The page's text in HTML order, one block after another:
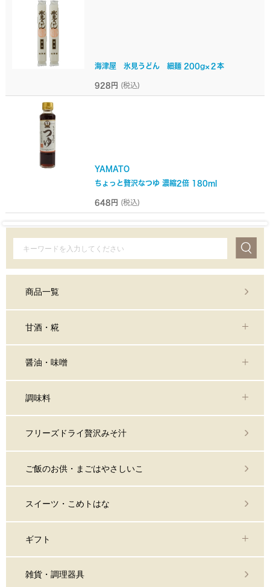
海津屋 氷見うどん 細麺 200g×２本
928円 (税込)
YAMATO
ちょっと贅沢なつゆ 濃縮2倍 180ml
648円 (税込)
商品一覧
甘酒・糀
醤油・味噌
調味料
フリーズドライ贅沢みそ汁
ご飯のお供・まごはやさしいこ
スイーツ・こめトはな
ギフト
雑貨・調理器具